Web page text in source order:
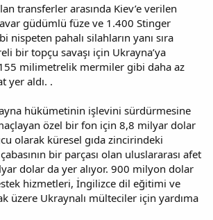
transferler arasında Kiev’e verilen
güdümlü füze ve 1.400 Stinger
nispeten pahalı silahların yanı sıra
bir topçu savaşı için Ukrayna’ya
milimetrelik mermiler gibi daha az
yer aldı. .
hükümetinin işlevini sürdürmesine
özel bir fon için 8,8 milyar dolar
olarak küresel gıda zincirindeki
bir parçası olan uluslararası afet
dolar da yer alıyor. 900 milyon dolar
hizmetleri, İngilizce dil eğitimi ve
üzere Ukraynalı mülteciler için yardıma